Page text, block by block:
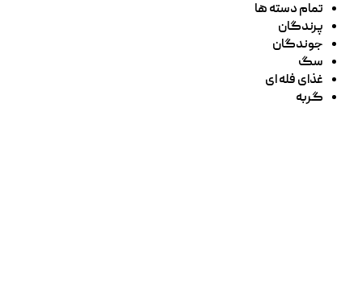
تمام دسته ها
پرندگان
جوندگان
سگ
غذای فله ای
گربه